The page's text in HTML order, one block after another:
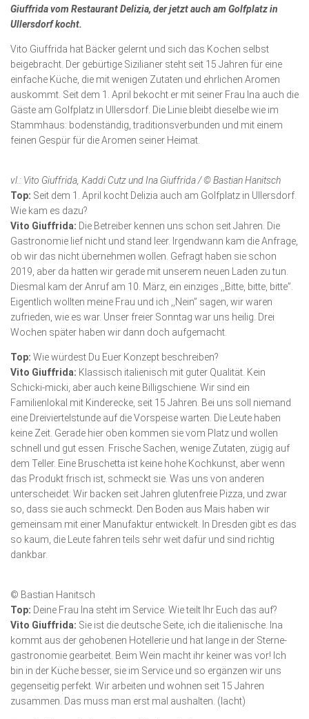
Podcast
SACHSEN IN PARIS
Giuffrida vom Restaurant Delizia, der jetzt auch am Golfplatz in
Ullersdorf kocht.
Vito Giuffrida hat Bäcker gelernt und sich das Kochen selbst
beigebracht. Der gebürtige Sizilianer steht seit 15 Jahren für eine
einfache Küche, die mit wenigen Zutaten und ehrlichen Aromen
auskommt. Seit dem 1. April bekocht er mit seiner Frau Ina auch die
Gäste am Golfplatz in Ullersdorf. Die Linie bleibt dieselbe wie im
Stammhaus: bodenständig, traditionsverbunden und mit einem
feinen Gespür für die Aromen seiner Heimat.
vl.: Vito Giuffrida, Kaddi Cutz und Ina Giuffrida / © Bastian Hanitsch
Top: Seit dem 1. April kocht Delizia auch am Golfplatz in Ullersdorf.
Wie kam es dazu?
Vito Giuffrida: Die Betreiber kennen uns schon seit Jahren. Die
Gastronomie lief nicht und stand leer. Irgendwann kam die Anfrage,
ob wir das nicht übernehmen wollen. Gefragt haben sie schon
2019, aber da hatten wir gerade mit unserem neuen Laden zu tun.
Diesmal kam der Anruf am 10. März, ein einziges ,,Bitte, bitte, bitte”.
Eigentlich wollten meine Frau und ich ,,Nein” sagen, wir waren
zufrieden, wie es war. Unser freier Sonntag war uns heilig. Drei
Wochen später haben wir dann doch aufgemacht.
Top: Wie würdest Du Euer Konzept beschreiben?
Vito Giuffrida: Klassisch italienisch mit guter Qualität. Kein
Schicki-micki, aber auch keine Billigschiene. Wir sind ein
Familienlokal mit Kinderecke, seit 15 Jahren. Bei uns soll niemand
eine Dreiviertelstunde auf die Vorspeise warten. Die Leute haben
keine Zeit. Gerade hier oben kommen sie vom Platz und wollen
schnell und gut essen. Frische Sachen, wenige Zutaten, zügig auf
dem Teller. Eine Bruschetta ist keine hohe Kochkunst, aber wenn
das Produkt frisch ist, schmeckt sie. Was uns von anderen
unterscheidet: Wir backen seit Jahren glutenfreie Pizza, und zwar
so, dass sie auch schmeckt. Den Boden aus Mais haben wir
gemeinsam mit einer Manufaktur entwickelt. In Dresden gibt es das
so kaum, die Leute fahren teils sehr weit dafür und sind richtig
dankbar.
© Bastian Hanitsch
Top: Deine Frau Ina steht im Service. Wie teilt Ihr Euch das auf?
Vito Giuffrida: Sie ist die deutsche Seite, ich die italienische. Ina
kommt aus der gehobenen Hotellerie und hat lange in der Sterne­
gastronomie gearbeitet. Beim Wein macht ihr keiner was vor! Ich
bin in der Küche besser, sie im Service und so ergänzen wir uns
gegenseitig perfekt. Wir arbeiten und wohnen seit 15 Jahren
zusammen. Das muss man erst mal aushalten. (lacht)